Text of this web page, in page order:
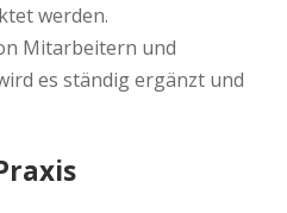
werden.
Mitarbeitern und
es ständig ergänzt und